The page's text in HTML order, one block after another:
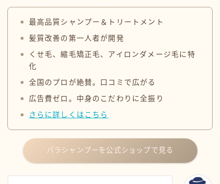
最高品質シャンプー＆トリートメント
髪質改善の第一人者が開発
くせ毛、縮毛矯正毛、アイロンダメージ毛に特
化
全国のプロが絶賛。口コミで広がる
広告費ゼロ。中身のこだわりに全振り
さらに詳しくはこちら
パラシャンプーを公式ショップで見る